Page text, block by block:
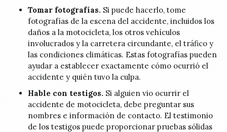
Tomar fotografías. Si puede hacerlo, tome
fotografías de la escena del accidente, incluidos los
daños a la motocicleta, los otros vehículos
involucrados y la carretera circundante, el tráfico y
las condiciones climáticas. Estas fotografías pueden
ayudar a establecer exactamente cómo ocurrió el
accidente y quién tuvo la culpa.
Hable con testigos. Si alguien vio ocurrir el
accidente de motocicleta, debe preguntar sus
nombres e información de contacto. El testimonio
de los testigos puede proporcionar pruebas sólidas